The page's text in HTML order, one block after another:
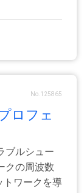
No.125865
ロフェ
ブルシュー
クの周波数
トワークを導